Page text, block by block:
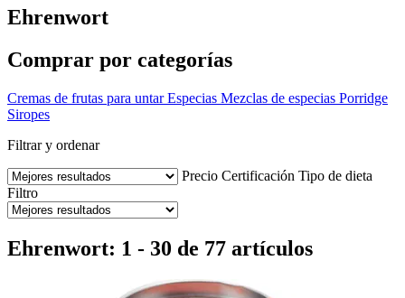
Ehrenwort
Comprar por categorías
Cremas de frutas para untar Especias Mezclas de especias Porridge
Siropes
Filtrar y ordenar
Precio Certificación Tipo de dieta
Filtro
Ehrenwort: 1 - 30 de 77 artículos